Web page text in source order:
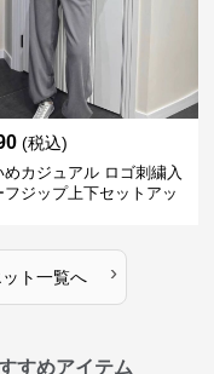
(税込)
めカジュアル ロゴ刺繍入
フジップ上下セットアッ
ト一覧へ ›
すめアイテム